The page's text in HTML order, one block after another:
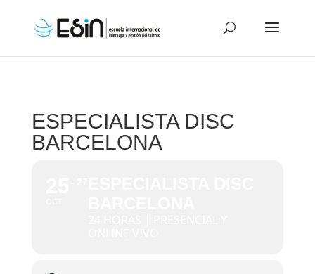
ESPECIALISTA DISC
BARCELONA